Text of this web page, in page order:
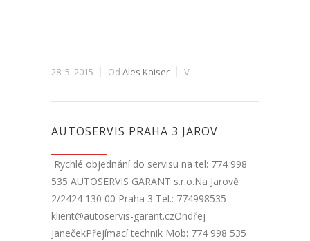
28. 5. 2015 Od Ales Kaiser V
AUTOSERVIS PRAHA 3 JAROV
Rychlé objednání do servisu na tel: 774 998
535 AUTOSERVIS GARANT s.r.o.Na Jarově
2/2424 130 00 Praha 3 Tel.: 774998535
klient@autoservis-garant.czOndřej
JanečekPřejímací technik Mob: 774 998 535